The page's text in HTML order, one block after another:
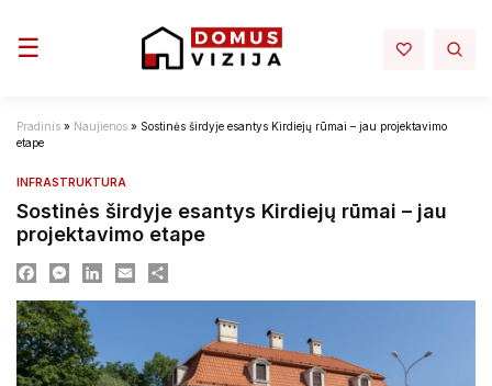
Toggle navigation
☰
Pradinis » Naujienos » Sostinės širdyje esantys Kirdiejų rūmai – jau projektavimo
etape
INFRASTRUKTURA
Sostinės širdyje esantys Kirdiejų rūmai – jau
projektavimo etape
FacebookMessenger
LinkedIn
Email